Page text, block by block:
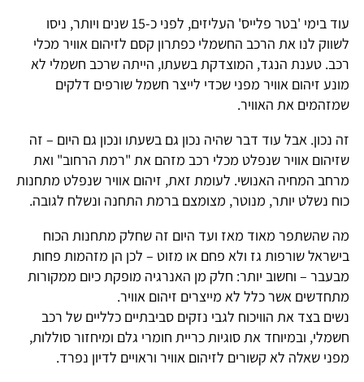
עוד בימי 'בטר פלייס' העליזים, לפני כ-15 שנים ויותר, ניסו
לשווק לנו את הרכב החשמלי כפתרון קסם לזיהום אוויר מכלי
רכב. טענת הנגד, המוצדקת בשעתו, הייתה שרכב חשמלי לא
מונע זיהום אוויר מפני שכדי לייצר חשמל שורפים דלקים
שמזהמים את האוויר.
זה נכון. אבל עוד דבר שהיה נכון גם בשעתו ונכון גם היום – זה
שזיהום אוויר שנפלט מכלי רכב מזהם את "רמת הרחוב" ואת
מרחב המחיה האנושי. לעומת זאת, זיהום אוויר שנפלט מתחנות
כוח נשלט יותר, מנוטר, מצומצם ברמת התחנה ונשלח לגובה.
מה שהשתפר מאוד מאז ועד היום זה שחלק מתחנות הכוח
בישראל שורפות גז ולא פחם או מזוט – לכן הן מזהמות פחות
מבעבר – וחשוב יותר: חלק מן האנרגיה מופקת כיום ממקורות
מתחדשים אשר כלל לא מייצרים זיהום אוויר.
נשים בצד את הוויכוח לגבי נזקים סביבתיים כלליים של רכב
חשמלי, ובמיוחד את סוגיות כריית חומרי גלם ומיחזור סוללות,
מפני שאלה לא קשורים לזיהום אוויר וראויים לדיון נפרד.